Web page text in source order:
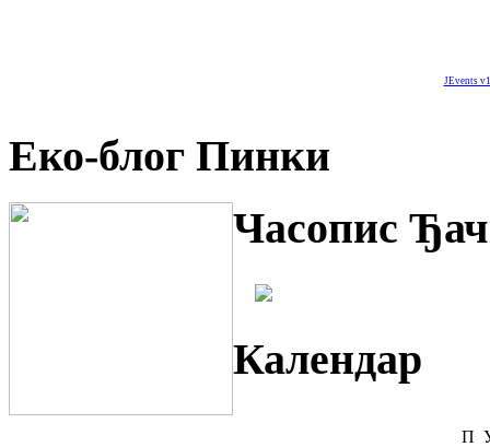
JEvents
Еко-блог Пинки
Часопис
Календар
П